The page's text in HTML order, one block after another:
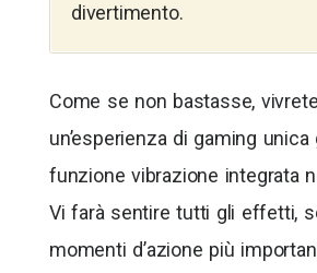
divertimento.
Come se non bastasse, vivrete
un’esperienza di gaming unica
funzione vibrazione integrata
Vi farà sentire tutti gli effetti,
momenti d’azione più